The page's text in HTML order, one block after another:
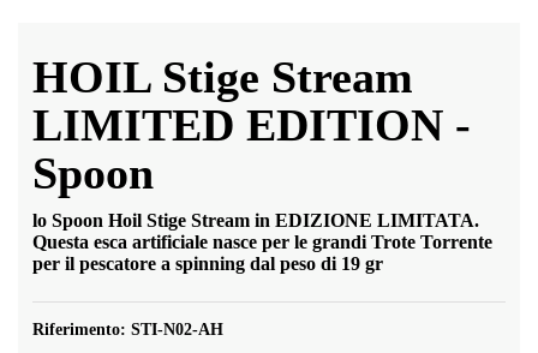
HOIL Stige Stream
LIMITED EDITION -
Spoon
lo Spoon Hoil Stige Stream in EDIZIONE LIMITATA.
Questa esca artificiale nasce per le grandi Trote Torrente
per il pescatore a spinning dal peso di 19 gr
Riferimento: STI-N02-AH